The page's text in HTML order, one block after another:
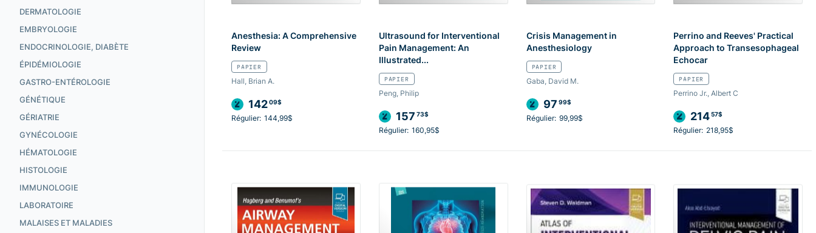
DERMATOLOGIE
EMBRYOLOGIE
ENDOCRINOLOGIE, DIABÈTE
ÉPIDÉMIOLOGIE
GASTRO-ENTÉROLOGIE
GÉNÉTIQUE
GÉRIATRIE
GYNÉCOLOGIE
HÉMATOLOGIE
HISTOLOGIE
IMMUNOLOGIE
LABORATOIRE
MALAISES ET MALADIES
Anesthesia: A Comprehensive
Review
PAPIER
Hall, Brian A.
14209$
Régulier: 144,99$
Ultrasound for Interventional
Pain Management: An
Illustrated...
PAPIER
Peng, Philip
157 73$
Régulier: 160,95$
Crisis Management in
Anesthesiology
PAPIER
Gaba, David M.
97 99$
Régulier: 99,99$
Perrino and Reeves' Practical
Approach to Transesophageal
Echocar
PAPIER
Perrino Jr., Albert C
21457$
Régulier: 218,95$